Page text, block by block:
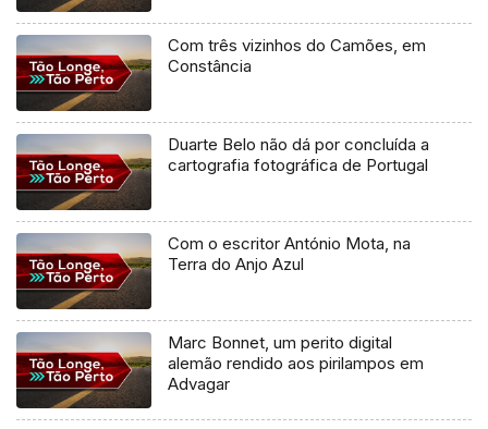
Com três vizinhos do Camões, em
Constância
Duarte Belo não dá por concluída a
cartografia fotográfica de Portugal
Com o escritor António Mota, na
Terra do Anjo Azul
Marc Bonnet, um perito digital
alemão rendido aos pirilampos em
Advagar